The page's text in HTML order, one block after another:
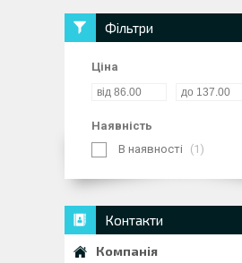
Фільтри
Ціна
Наявність
В наявності
1
Контакти